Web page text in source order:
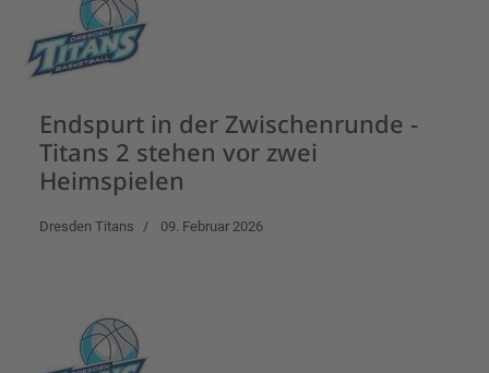
Endspurt in der Zwischenrunde -
Titans 2 stehen vor zwei
Heimspielen
Dresden Titans 09. Februar 2026